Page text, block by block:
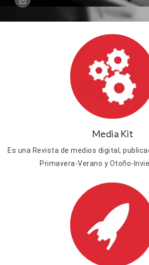
Media Kit
Es una Revista de medios digital,
Primavera-Verano y Otoño-